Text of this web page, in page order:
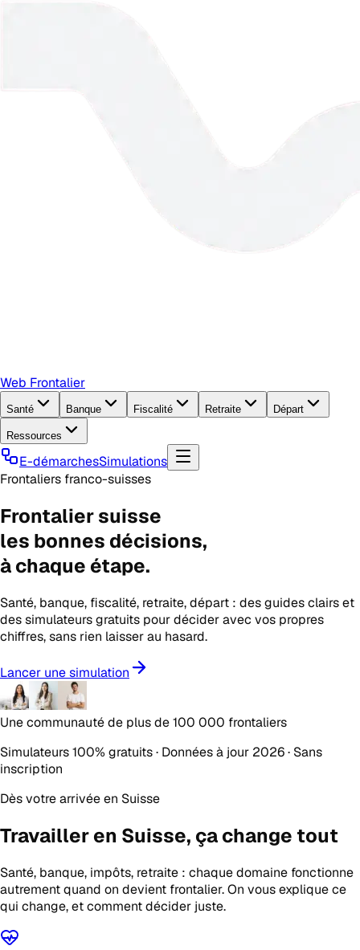
Web Frontalier
Santé Banque Fiscalité Retraite Départ
Ressources
E-démarchesSimulations
Frontaliers franco-suisses
Frontalier suisse
les bonnes décisions,
à chaque étape.
Santé, banque, fiscalité, retraite, départ : des guides clairs et
des simulateurs gratuits pour décider avec vos propres
chiffres, sans rien laisser au hasard.
Lancer une simulation
Une communauté de plus de100 000 frontaliers
Simulateurs 100% gratuits · Données à jour 2026 · Sans
inscription
Dès votre arrivée en Suisse
Travailler en Suisse, ça change tout
Santé, banque, impôts, retraite : chaque domaine fonctionne
autrement quand on devient frontalier. On vous explique ce
qui change, et comment décider juste.